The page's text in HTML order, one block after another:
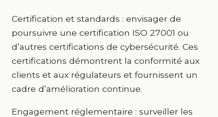
Certification et standards : envisager de
poursuivre une certification ISO 27001 ou
d’autres certifications de cybersécurité. Ces
certifications démontrent la conformité aux
clients et aux régulateurs et fournissent un
cadre d’amélioration continue.
Engagement réglementaire : surveiller les